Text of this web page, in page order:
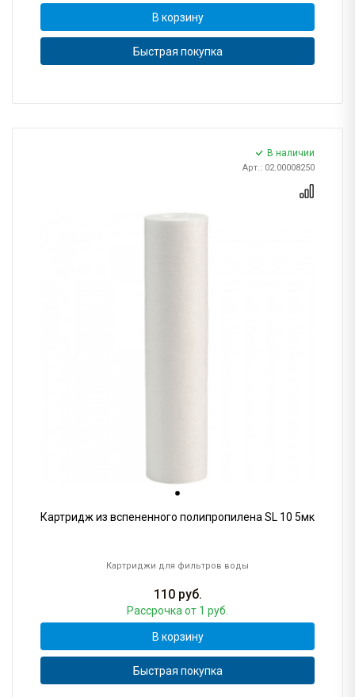
В корзину
Быстрая покупка
В наличии
Арт.: 02.00008250
Картридж из вспененного полипропилена SL 10 5мк
Картриджи для фильтров воды
110руб.
Рассрочка от 1 руб.
В корзину
Быстрая покупка